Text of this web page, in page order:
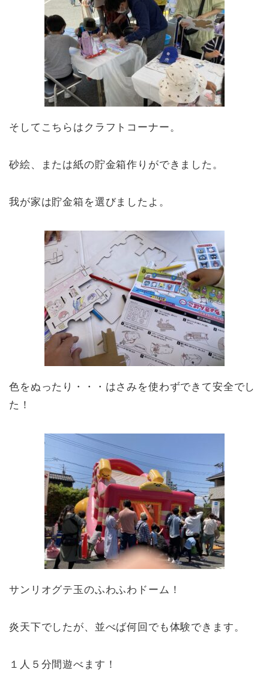
そしてこちらはクラフトコーナー。
砂絵、または紙の貯金箱作りができました。
我が家は貯金箱を選びましたよ。
色をぬったり・・・はさみを使わずできて安全でし
た！
サンリオグテ玉のふわふわドーム！
炎天下でしたが、並べば何回でも体験できます。
１人５分間遊べます！